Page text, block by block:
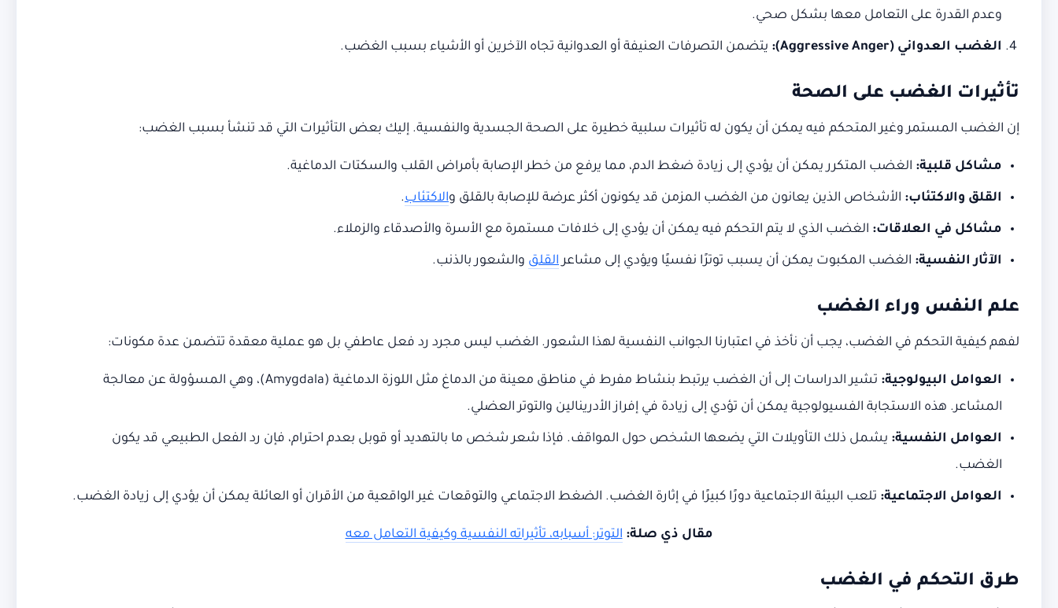
وعدم القدرة على التعامل معها بشكل صحي.
الغضب العدواني (Aggressive Anger): يتضمن التصرفات العنيفة أو العدوانية تجاه الآخرين أو الأشياء بسبب الغضب.
تأثيرات الغضب على الصحة
إن الغضب المستمر وغير المتحكم فيه يمكن أن يكون له تأثيرات سلبية خطيرة على الصحة الجسدية والنفسية. إليك بعض التأثيرات التي قد تنشأ بسبب الغضب:
مشاكل قلبية: الغضب المتكرر يمكن أن يؤدي إلى زيادة ضغط الدم، مما يرفع من خطر الإصابة بأمراض القلب والسكتات الدماغية.
القلق والاكتئاب: الأشخاص الذين يعانون من الغضب المزمن قد يكونون أكثر عرضة للإصابة بالقلق والاكتئاب.
مشاكل في العلاقات: الغضب الذي لا يتم التحكم فيه يمكن أن يؤدي إلى خلافات مستمرة مع الأسرة والأصدقاء والزملاء.
الآثار النفسية: الغضب المكبوت يمكن أن يسبب توترًا نفسيًا ويؤدي إلى مشاعر القلق والشعور بالذنب.
علم النفس وراء الغضب
لفهم كيفية التحكم في الغضب، يجب أن نأخذ في اعتبارنا الجوانب النفسية لهذا الشعور. الغضب ليس مجرد رد فعل عاطفي بل هو عملية معقدة تتضمن عدة مكونات:
العوامل البيولوجية:
تشير الدراسات إلى أن الغضب يرتبط بنشاط مفرط في مناطق معينة من الدماغ مثل اللوزة الدماغية (Amygdala)، وهي المسؤولة عن معالجة
المشاعر. هذه الاستجابة الفسيولوجية يمكن أن تؤدي إلى زيادة في إفراز الأدرينالين والتوتر العضلي.
العوامل النفسية: يشمل ذلك التأويلات التي يضعها الشخص حول المواقف. فإذا شعر شخص ما بالتهديد أو قوبل بعدم احترام، فإن رد الفعل الطبيعي قد يكون
الغضب.
العوامل الاجتماعية: تلعب البيئة الاجتماعية دورًا كبيرًا في إثارة الغضب. الضغط الاجتماعي والتوقعات غير الواقعية من الأقران أو العائلة يمكن أن يؤدي إلى زيادة الغضب.
مقال ذي صلة:التوتر: أسبابه، تأثيراته النفسية وكيفية التعامل معه
طرق التحكم في الغضب